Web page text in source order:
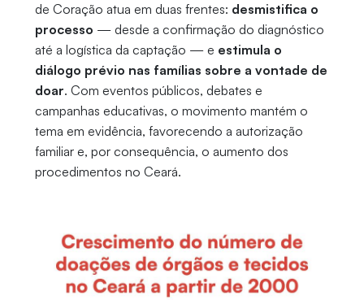
de Coração atua em duas frentes: desmistifica o
processo — desde a confirmação do diagnóstico
até a logística da captação — e estimula o
diálogo prévio nas famílias sobre a vontade de
doar. Com eventos públicos, debates e
campanhas educativas, o movimento mantém o
tema em evidência, favorecendo a autorização
familiar e, por consequência, o aumento dos
procedimentos no Ceará.